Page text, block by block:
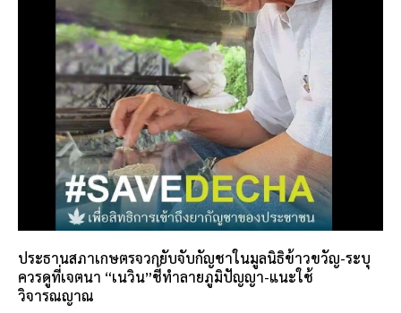
ประธานสภาเกษตรจวกยับจับกัญชาในมูลนิธิข้าวขวัญ-ระบุ
ควรดูที่เจตนา “เนวิน”ชี้ทำลายภูมิปัญญา-แนะใช้
วิจารณญาณ